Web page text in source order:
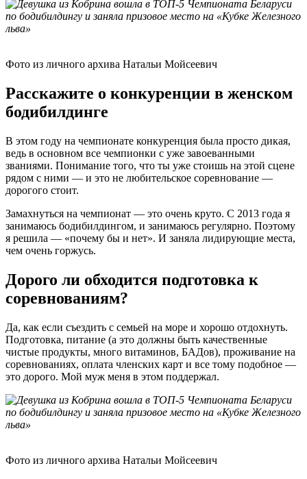
Фото из личного архива Натальи Мойсеевич
Расскажите о конкуренции в женском
бодибилдинге
В этом году на чемпионате конкуренция была просто дикая,
ведь в основном все чемпионки с уже завоеванными
званиями. Понимание того, что ты уже стоишь на этой сцене
рядом с ними — и это не любительское соревнование —
дорогого стоит.
Замахнуться на чемпионат — это очень круто. С 2013 года я
занимаюсь бодибилдингом, и занимаюсь регулярно. Поэтому
я решила — «почему бы и нет». И заняла лидирующие места,
чем очень горжусь.
Дорого ли обходится подготовка к
соревнованиям?
Да, как если съездить с семьей на море и хорошо отдохнуть.
Подготовка, питание (а это должны быть качественные
чистые продукты, много витаминов, БАДов), проживание на
соревнованиях, оплата членских карт и все тому подобное —
это дорого. Мой муж меня в этом поддержал.
Фото из личного архива Натальи Мойсеевич